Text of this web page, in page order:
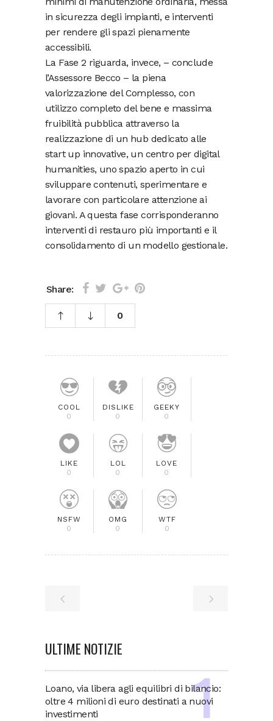
in sicurezza degli impianti, e interventi
per rendere gli spazi pienamente
accessibili.
La Fase 2 riguarda, invece, – conclude
l’Assessore Becco – la piena
valorizzazione del Complesso, con
utilizzo completo del bene e massima
fruibilità pubblica attraverso la
realizzazione di un hub dedicato alle
start up innovative, un centro per digital
humanities, uno spazio aperto in cui
sviluppare contenuti, sperimentare e
lavorare con particolare attenzione ai
giovani. A questa fase corrisponderanno
interventi di restauro più importanti e il
consolidamento di un modello gestionale.
Share:
0
COOL
0
DISLIKE
0
GEEKY
0
LIKE
0
LOL
0
LOVE
0
NSFW
0
OMG
0
WTF
0
ULTIME NOTIZIE
Loano, via libera agli equilibri di bilancio:
oltre 4 milioni di euro destinati a nuovi
investimenti